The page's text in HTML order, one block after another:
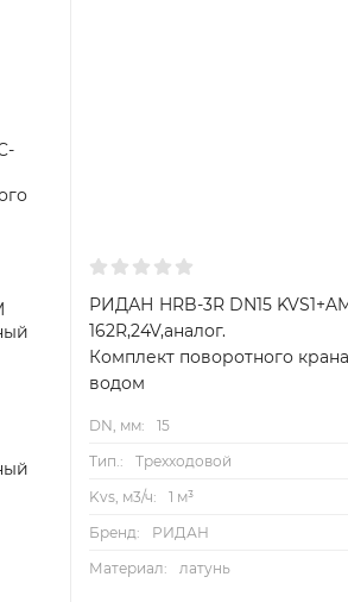
РИДАН HRB-3R DN15
162R,24V,аналог.
Комплект поворотного
водом
DN, мм:
15
Тип.:
Трехходовой
Kvs, м3/ч:
1 м³
Бренд:
РИДАН
Материал:
латунь